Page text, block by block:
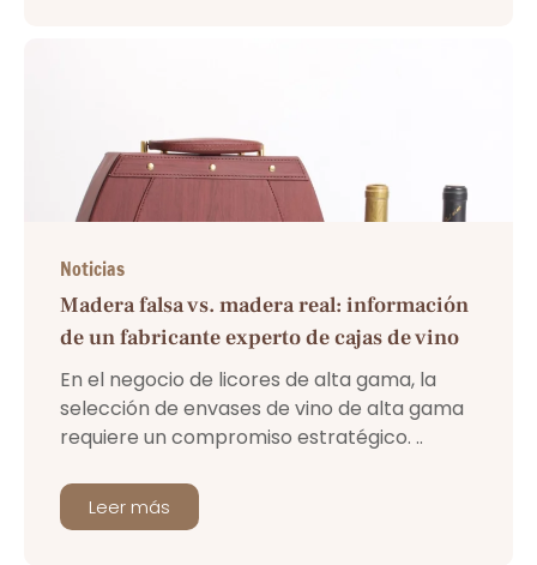
Noticias
Madera falsa vs. madera real: información
de un fabricante experto de cajas de vino
En el negocio de licores de alta gama, la
selección de envases de vino de alta gama
requiere un compromiso estratégico. ..
Leer más